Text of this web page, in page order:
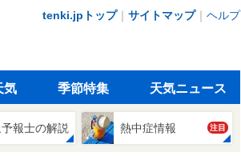
tenki.jpトップ｜ サイトマップ｜ ヘルプ
気 季節特集 天気ニュース
報士の解説 熱中症情報 注目